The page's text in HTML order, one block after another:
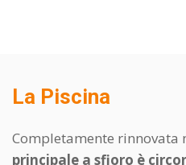
La Piscina
Completamente rinnovata
principale a sfioro è